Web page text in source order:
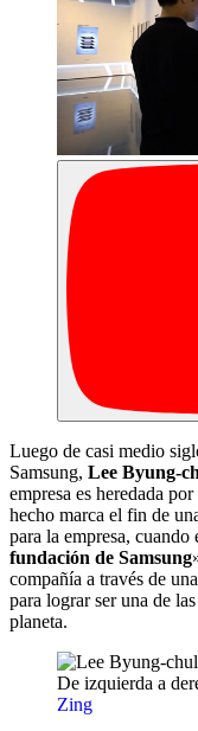
Luego de casi medio
Samsung, Lee Byung-
empresa es heredada
hecho marca el fin de
para la empresa,
fundación de Samsung
compañía a través de
para lograr ser una de
planeta.
De izquierda a
Zing